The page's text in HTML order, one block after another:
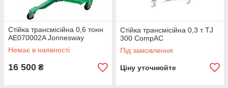
Стійка трансмісійна 0,6 тонн
AE070002A Jonnesway
Немає в наявності
16 500 ₴
Стійка трансмісійна 0,3 т TJ
300 CompAC
Під замовлення
Ціну уточнюйте